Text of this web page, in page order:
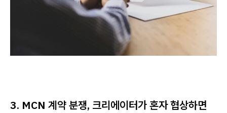
3. MCN 계약 분쟁, 크리에이터가 혼자 협상하면